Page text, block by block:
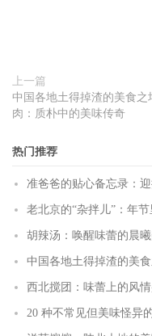
上一篇
中国各地土得掉渣的美食之
肉：质朴中的美味传奇
热门推荐
准爸爸的贴心备忘录：
老北京的“杂拌儿”：年
胡辣汤：唤醒味蕾的晨
中国各地土得掉渣的美
西北搅团：味蕾上的风
20 种不常见但美味怪异